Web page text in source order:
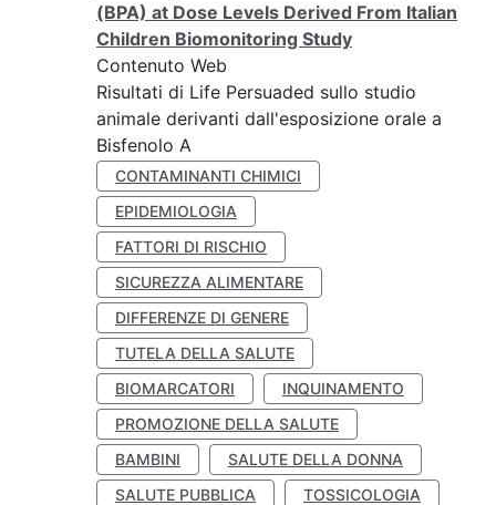
(BPA) at Dose Levels Derived From Italian
Children Biomonitoring Study
Contenuto Web
Risultati di Life Persuaded sullo studio
animale derivanti dall'esposizione orale a
Bisfenolo A
CONTAMINANTI CHIMICI
EPIDEMIOLOGIA
FATTORI DI RISCHIO
SICUREZZA ALIMENTARE
DIFFERENZE DI GENERE
TUTELA DELLA SALUTE
BIOMARCATORI
INQUINAMENTO
PROMOZIONE DELLA SALUTE
BAMBINI
SALUTE DELLA DONNA
SALUTE PUBBLICA
TOSSICOLOGIA